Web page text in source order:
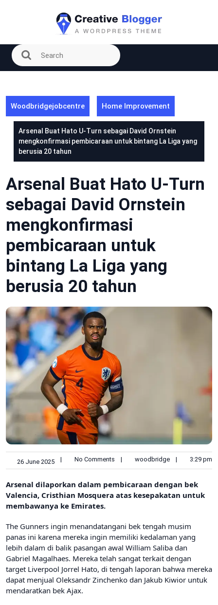
Woodbridgejobcentre Home Improvement
Arsenal Buat Hato U-Turn sebagai David Ornstein
mengkonfirmasi pembicaraan untuk bintang La Liga yang
berusia 20 tahun
Arsenal Buat Hato U-Turn
sebagai David Ornstein
mengkonfirmasi
pembicaraan untuk
bintang La Liga yang
berusia 20 tahun
26 June 2025 | No Comments | woodbridge | 3:29 pm
Arsenal dilaporkan dalam pembicaraan dengan bek
Valencia, Cristhian Mosquera atas kesepakatan untuk
membawanya ke Emirates.
The Gunners ingin menandatangani bek tengah musim
panas ini karena mereka ingin memiliki kedalaman yang
lebih dalam di balik pasangan awal William Saliba dan
Gabriel Magalhaes. Mereka telah sangat terkait dengan
target Liverpool Jorrel Hato, di tengah laporan bahwa mereka
dapat menjual Oleksandr Zinchenko dan Jakub Kiwior untuk
mendaratkan bek Ajax.